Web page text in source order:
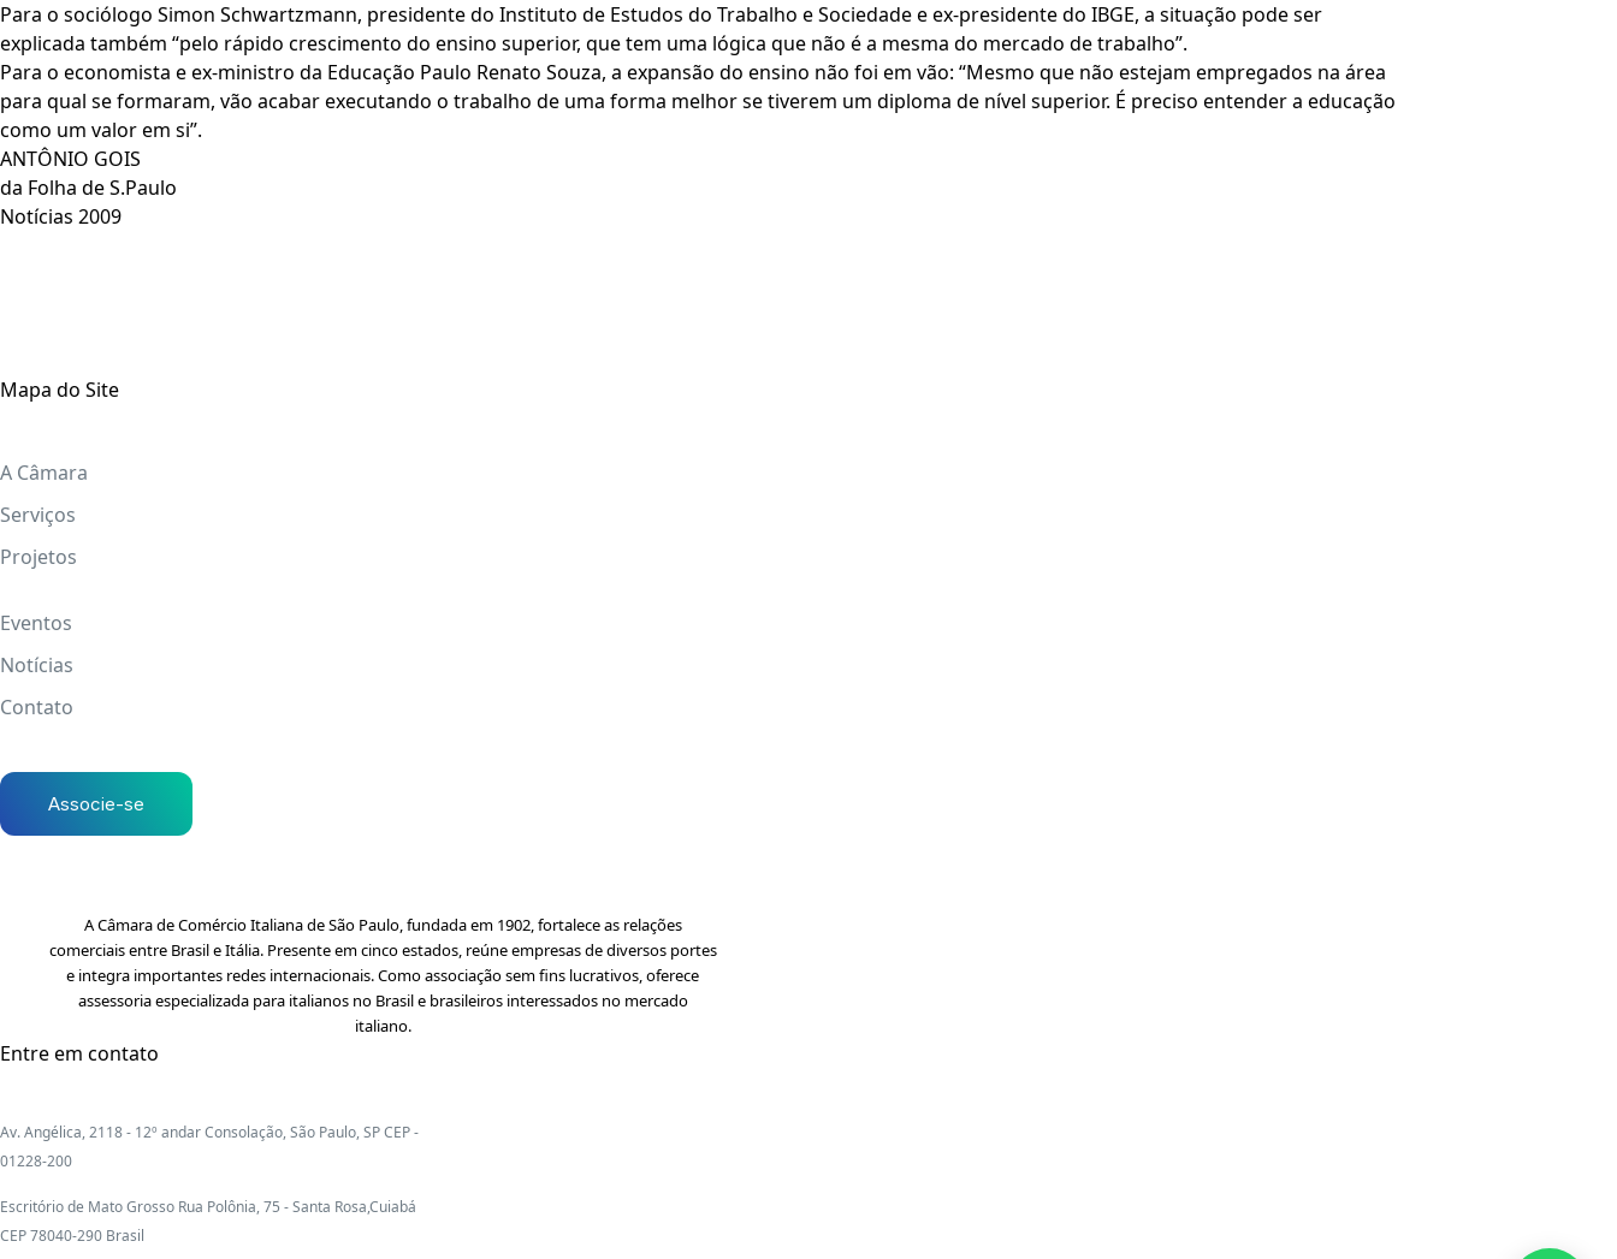
Para o sociólogo Simon Schwartzmann, presidente do Instituto de Estudos do Trabalho e Sociedade e ex-presidente do IBGE, a situação pode ser
explicada também “pelo rápido crescimento do ensino superior, que tem uma lógica que não é a mesma do mercado de trabalho”.
Para o economista e ex-ministro da Educação Paulo Renato Souza, a expansão do ensino não foi em vão: “Mesmo que não estejam empregados na área
para qual se formaram, vão acabar executando o trabalho de uma forma melhor se tiverem um diploma de nível superior. É preciso entender a educação
como um valor em si”.
ANTÔNIO GOIS
da Folha de S.Paulo
Notícias 2009
Mapa do Site
A Câmara
Serviços
Projetos
Eventos
Notícias
Contato
Associe-se
A Câmara de Comércio Italiana de São Paulo, fundada em 1902, fortalece as relações
comerciais entre Brasil e Itália. Presente em cinco estados, reúne empresas de diversos portes
e integra importantes redes internacionais. Como associação sem fins lucrativos, oferece
assessoria especializada para italianos no Brasil e brasileiros interessados no mercado
italiano.
Entre em contato
Av. Angélica, 2118 - 12º andar Consolação, São Paulo, SP CEP -
01228-200
Escritório de Mato Grosso Rua Polônia, 75 - Santa Rosa,Cuiabá
CEP 78040-290 Brasil